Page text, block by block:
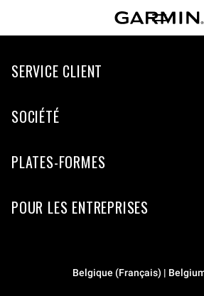
SERVICE CLIENT
SOCIÉTÉ
PLATES-FORMES
POUR LES ENTREPRISES
Belgique (Français) |